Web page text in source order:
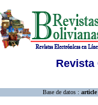
Revista
Base de datos : article